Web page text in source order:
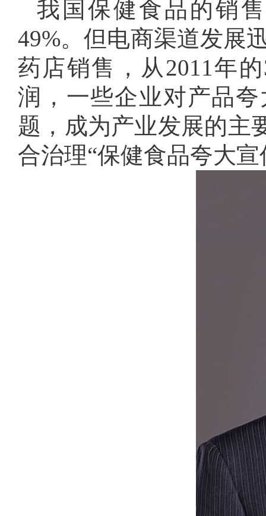
我国保健食品的销
49%。但电商渠道发展
药店销售，从2011年
润，一些企业对产品
题，成为产业发展的主
合治理“保健食品夸大